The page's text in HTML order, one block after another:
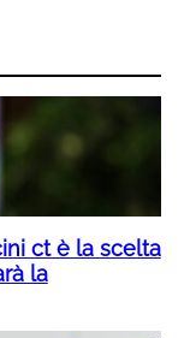
ct è la scelta
la